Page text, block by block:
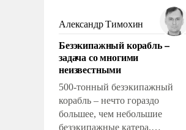
мужественным и твердым под
ударами судьбы, брать на себя
ответственность, помогать
слабым, идти вперед и
адаптироваться.
Александр Тимохин
Безэкипажный корабль –
задача со многими
неизвестными
500-тонный безэкипажный
корабль – нечто гораздо
большее, чем небольшие
безэкипажные катера,